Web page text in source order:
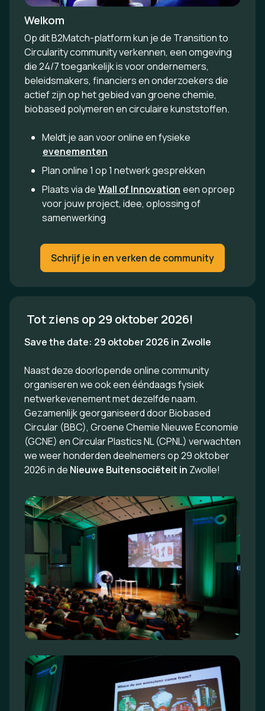
Welkom
Op dit B2Match-platform kun je de Transition to
Circularity community verkennen, een omgeving
die 24/7 toegankelijk is voor ondernemers,
beleidsmakers, financiers en onderzoekers die
actief zijn op het gebied van groene chemie,
biobased polymeren en circulaire kunststoffen.
Meldt je aan voor online en fysieke
evenementen
Plan online 1 op 1 netwerk gesprekken
Plaats via de Wall of Innovation een oproep
voor jouw project, idee, oplossing of
samenwerking
Schrijf je in en verken de community
Tot ziens op 29 oktober 2026!
Save the date: 29 oktober 2026 in Zwolle
Naast deze doorlopende online community
organiseren we ook een ééndaags fysiek
netwerkevenement met dezelfde naam.
Gezamenlijk georganiseerd door Biobased
Circular (BBC), Groene Chemie Nieuwe Economie
(GCNE) en Circular Plastics NL (CPNL) verwachten
we weer honderden deelnemers op 29 oktober
2026 in de Nieuwe Buitensociëteit in Zwolle!